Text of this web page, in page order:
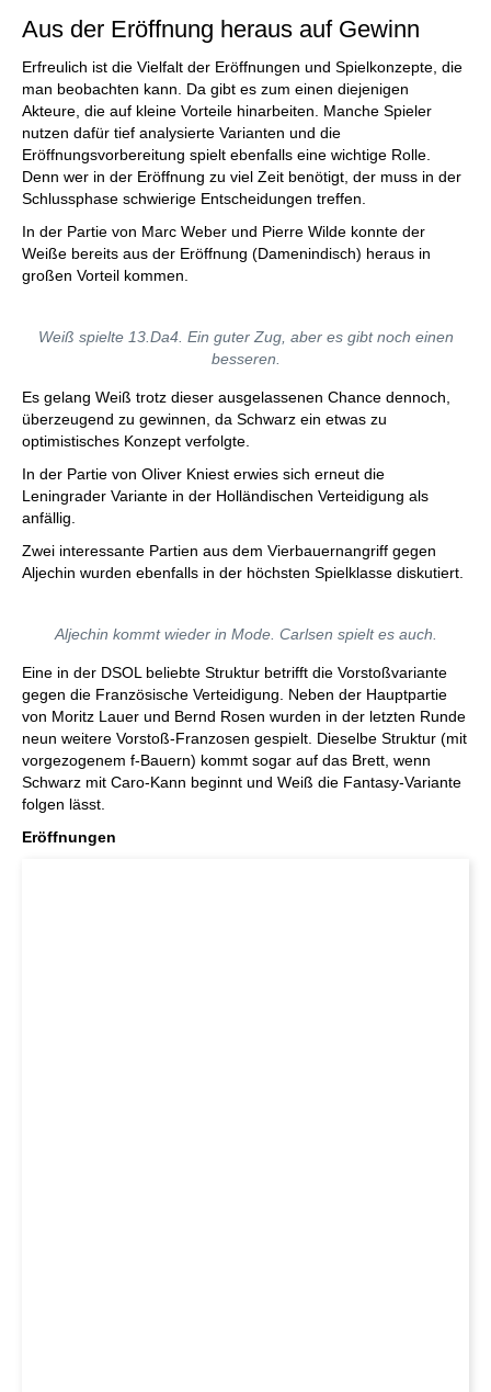
Aus der Eröffnung heraus auf Gewinn
Erfreulich ist die Vielfalt der Eröffnungen und Spielkonzepte, die
man beobachten kann. Da gibt es zum einen diejenigen
Akteure, die auf kleine Vorteile hinarbeiten. Manche Spieler
nutzen dafür tief analysierte Varianten und die
Eröffnungsvorbereitung spielt ebenfalls eine wichtige Rolle.
Denn wer in der Eröffnung zu viel Zeit benötigt, der muss in der
Schlussphase schwierige Entscheidungen treffen.
In der Partie von Marc Weber und Pierre Wilde konnte der
Weiße bereits aus der Eröffnung (Damenindisch) heraus in
großen Vorteil kommen.
Weiß spielte 13.Da4. Ein guter Zug, aber es gibt noch einen
besseren.
Es gelang Weiß trotz dieser ausgelassenen Chance dennoch,
überzeugend zu gewinnen, da Schwarz ein etwas zu
optimistisches Konzept verfolgte.
In der Partie von Oliver Kniest erwies sich erneut die
Leningrader Variante in der Holländischen Verteidigung als
anfällig.
Zwei interessante Partien aus dem Vierbauernangriff gegen
Aljechin wurden ebenfalls in der höchsten Spielklasse diskutiert.
Aljechin kommt wieder in Mode. Carlsen spielt es auch.
Eine in der DSOL beliebte Struktur betrifft die Vorstoßvariante
gegen die Französische Verteidigung. Neben der Hauptpartie
von Moritz Lauer und Bernd Rosen wurden in der letzten Runde
neun weitere Vorstoß-Franzosen gespielt. Dieselbe Struktur (mit
vorgezogenem f-Bauern) kommt sogar auf das Brett, wenn
Schwarz mit Caro-Kann beginnt und Weiß die Fantasy-Variante
folgen lässt.
Eröffnungen